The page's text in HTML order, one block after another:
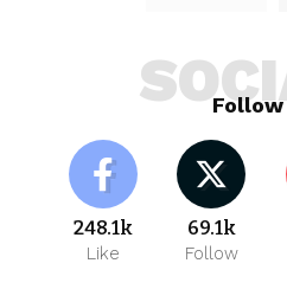
Follow
248.1k
Like
69.1k
Follow